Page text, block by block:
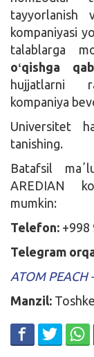
tayyorlanish
kompaniyasi
talablarga
oʻqishga
hujjatlarni
kompaniya
Universitet
tanishing.
Batafsil
AREDIAN
mumkin:
Telefon: +998
Telegram
ATOM
Manzil: